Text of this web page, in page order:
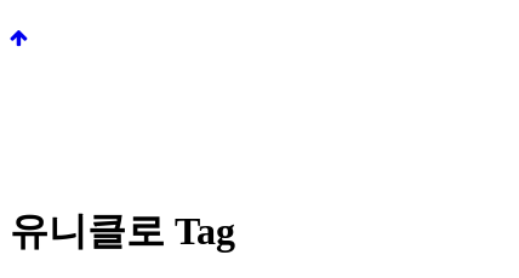
유니클로 Tag